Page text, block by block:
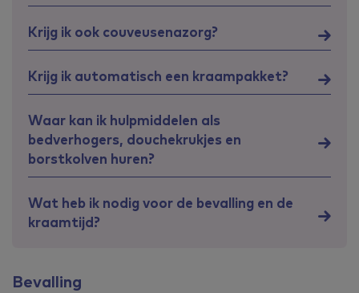
Krijg ik ook couveusenazorg?
Krijg ik automatisch een kraampakket?
Waar kan ik hulpmiddelen als
bedverhogers, douchekrukjes en
borstkolven huren?
Wat heb ik nodig voor de bevalling en de
kraamtijd?
Bevalling